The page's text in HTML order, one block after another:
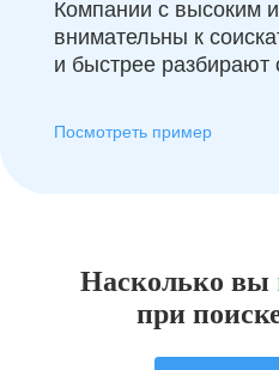
Компании с высоким
внимательны к
и быстрее разбирают
Посмотреть пример
Насколько вы
при